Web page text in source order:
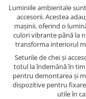
Luminiile ambientale
accesorii. Acestea
mașinii, oferind o
culori vibrante până la
transforma interiorul
Seturile de chei și
totul la îndemână în
pentru demontarea și
dispozitive pentru
utile în